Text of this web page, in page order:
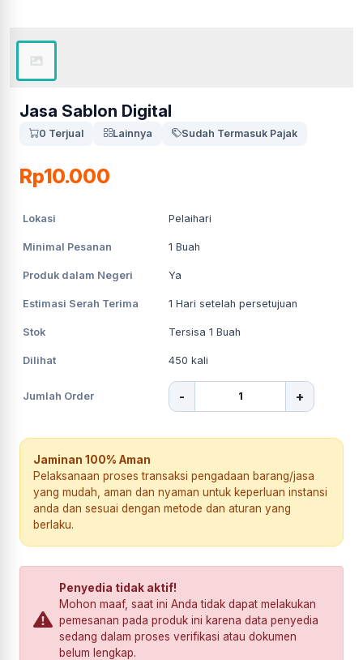
Jasa Sablon Digital
0 Terjual Lainnya Sudah Termasuk Pajak
Rp10.000
Lokasi Pelaihari
Minimal Pesanan 1 Buah
Produk dalam Negeri Ya
Estimasi Serah Terima 1 Hari setelah persetujuan
Stok Tersisa 1 Buah
Dilihat 450 kali
Jumlah Order - +
Jaminan 100% Aman
Pelaksanaan proses transaksi pengadaan barang/jasa
yang mudah, aman dan nyaman untuk keperluan instansi
anda dan sesuai dengan metode dan aturan yang
berlaku.
Penyedia tidak aktif!
Mohon maaf, saat ini Anda tidak dapat melakukan
pemesanan pada produk ini karena data penyedia
sedang dalam proses verifikasi atau dokumen
belum lengkap.